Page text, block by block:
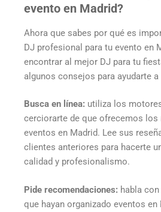
evento en Madrid?
Ahora que sabes por qué es
DJ profesional para tu evento en
encontrar al mejor DJ para tu
algunos consejos para ayudarte a
Busca en línea: utiliza los
cerciorarte de que ofrecemos los
eventos en Madrid. Lee sus
clientes anteriores para hacerte
calidad y profesionalismo.
Pide recomendaciones: habla
que hayan organizado eventos